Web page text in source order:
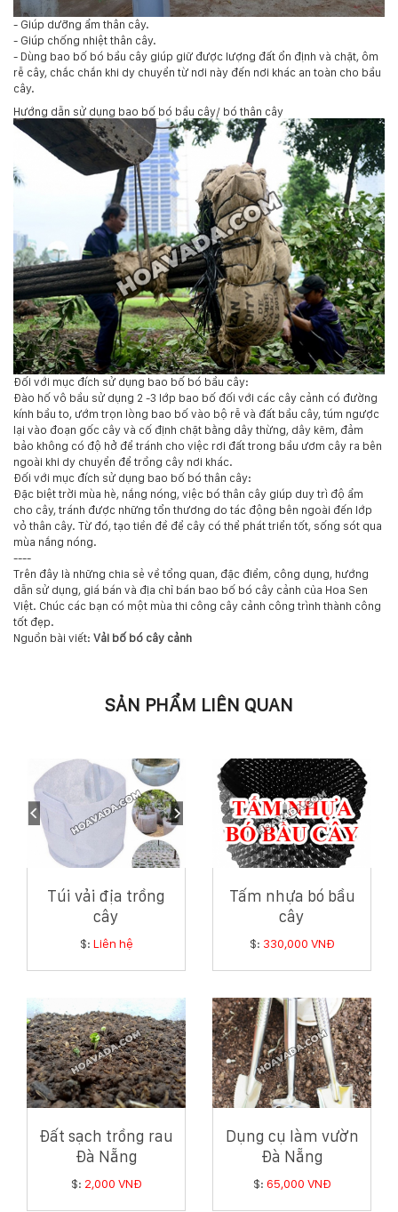
- Giúp dưỡng ẩm thân cây.
- Giúp chống nhiệt thân cây.
- Dùng bao bố bó bầu cây giúp giữ được lượng đất ổn định và chặt, ôm
rễ cây, chắc chắn khi dy chuyển từ nơi này đến nơi khác an toàn cho bầu
cây.
Hướng dẫn sử dụng bao bố bó bầu cây/ bó thân cây
Đối với mục đích sử dụng bao bố bó bầu cây:
Đào hố vô bầu sử dụng 2 -3 lớp bao bố đối với các cây cảnh có đường
kính bầu to, ướm trọn lòng bao bố vào bộ rễ và đất bầu cây, túm ngược
lại vào đoạn gốc cây và cố định chặt bằng dây thừng, dây kẽm, đảm
bảo không có độ hở để tránh cho việc rơi đất trong bầu ươm cây ra bên
ngoài khi dy chuyển để trồng cây nơi khác.
Đối với mục đích sử dụng bao bố bó thân cây:
Đặc biệt trời mùa hè, nắng nóng, việc bó thân cây giúp duy trì độ ẩm
cho cây, tránh được những tổn thương do tác động bên ngoài đến lớp
vỏ thân cây. Từ đó, tạo tiền đề để cây có thể phát triển tốt, sống sót qua
mùa nắng nóng.
----
Trên đây là những chia sẻ về tổng quan, đặc điểm, công dụng, hướng
dẫn sử dụng, giá bán và địa chỉ bán bao bố bó cây cảnh của Hoa Sen
Việt. Chúc các bạn có một mùa thi công cây cảnh công trình thành công
tốt đẹp.
Nguồn bài viết: Vải bố bó cây cảnh
SẢN PHẨM LIÊN QUAN
Túi vải địa trồng
cây
$: Liên hệ
Tấm nhựa bó bầu
cây
$: 330,000 VNĐ
Đất sạch trồng rau
Đà Nẵng
$: 2,000 VNĐ
Dụng cụ làm vườn
Đà Nẵng
$: 65,000 VNĐ